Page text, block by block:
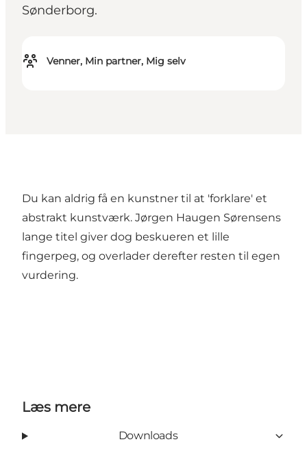
Sønderborg.
Venner, Min partner, Mig selv
Du kan aldrig få en kunstner til at 'forklare' et
abstrakt kunstværk. Jørgen Haugen Sørensens
lange titel giver dog beskueren et lille
fingerpeg, og overlader derefter resten til egen
vurdering.
Læs mere
Downloads